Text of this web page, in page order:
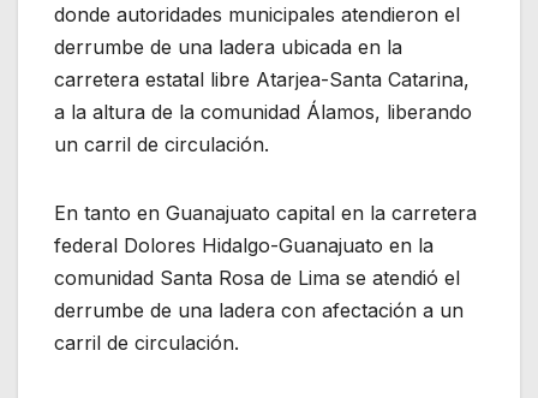
donde autoridades municipales atendieron el
derrumbe de una ladera ubicada en la
carretera estatal libre Atarjea-Santa Catarina,
a la altura de la comunidad Álamos, liberando
un carril de circulación.
En tanto en Guanajuato capital en la carretera
federal Dolores Hidalgo-Guanajuato en la
comunidad Santa Rosa de Lima se atendió el
derrumbe de una ladera con afectación a un
carril de circulación.